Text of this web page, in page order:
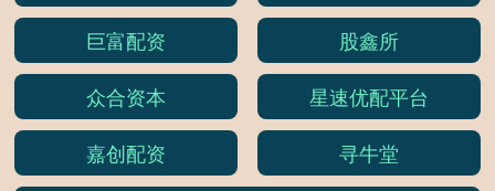
巨富配资
股鑫所
众合资本
星速优配平台
嘉创配资
寻牛堂